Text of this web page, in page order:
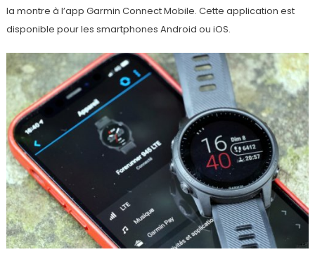
la montre à l’app Garmin Connect Mobile. Cette application est
disponible pour les smartphones Android ou iOS.